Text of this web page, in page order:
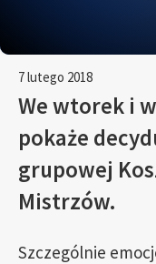
7 lutego 2018
We wtorek i w
pokaże
grupowej
Mistrzów.
Szczególnie